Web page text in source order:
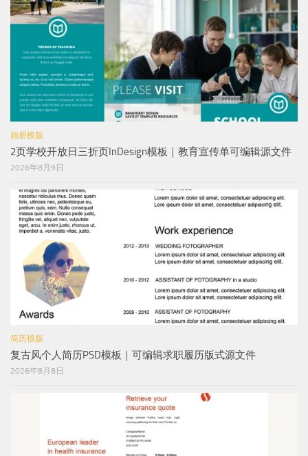
画册模版
2页学校开放日三折页InDesign模板｜教育宣传单可编辑源文件
2026年8月9日
简历模版
复古风个人简历PSD模板｜可编辑求职履历版式源文件
2026年8月8日